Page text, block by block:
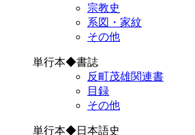
宗教史
系図・家紋
その他
単行本◆書誌
反町茂雄関連書
目録
その他
単行本◆日本語史